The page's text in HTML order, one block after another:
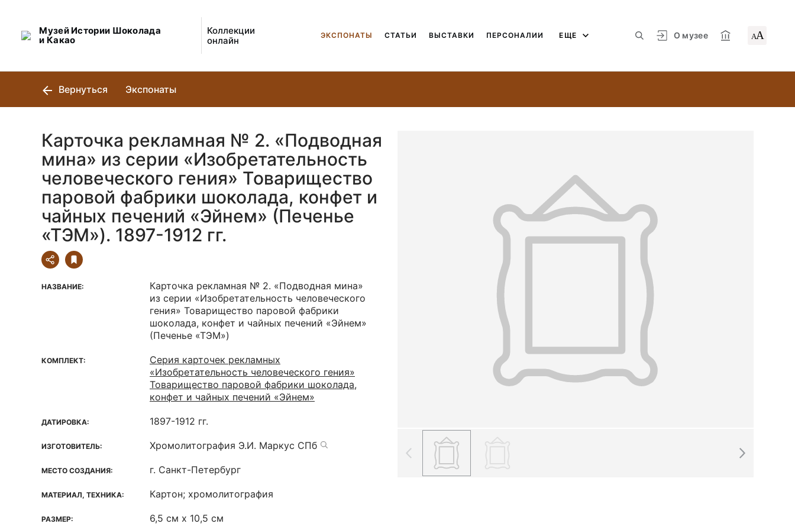
Музей Истории Шоколада
и Какао
Коллекции
онлайн
О музее АА
ЭКСПОНАТЫ СТАТЬИ ВЫСТАВКИ ПЕРСОНАЛИИ ЕЩЕ
Вернуться Экспонаты
Карточка рекламная № 2. «Подводная
мина» из серии «Изобретательность
человеческого гения» Товарищество
паровой фабрики шоколада, конфет и
чайных печений «Эйнем» (Печенье
«ТЭМ»). 1897-1912 гг.
НАЗВАНИЕ:
Карточка рекламная № 2. «Подводная мина»
из серии «Изобретательность человеческого
гения» Товарищество паровой фабрики
шоколада, конфет и чайных печений «Эйнем»
(Печенье «ТЭМ»)
КОМПЛЕКТ:
Серия карточек рекламных
«Изобретательность человеческого гения»
Товарищество паровой фабрики шоколада,
конфет и чайных печений «Эйнем»
ДАТИРОВКА: 1897-1912 гг.
ИЗГОТОВИТЕЛЬ: Хромолитография Э.И. Маркус СПб
МЕСТО СОЗДАНИЯ: г. Санкт-Петербург
МАТЕРИАЛ, ТЕХНИКА: Картон; хромолитография
РАЗМЕР: 6,5 см х 10,5 см